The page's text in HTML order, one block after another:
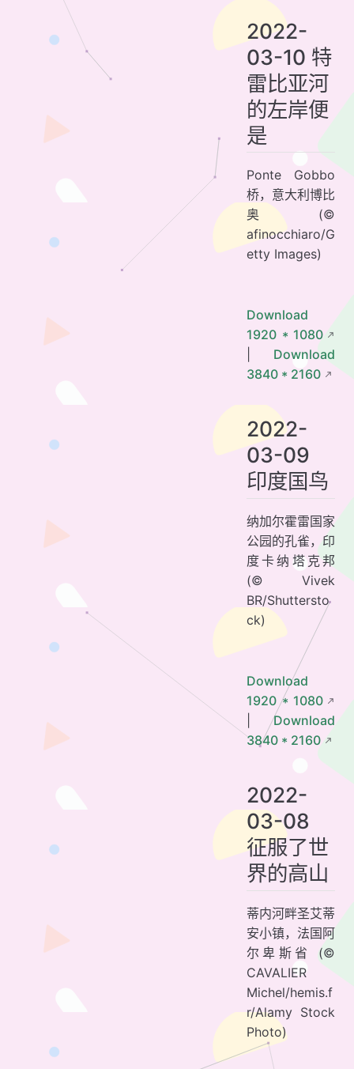
2022-
03-10 特
雷比亚河
的左岸便
是
Ponte Gobbo
桥，意大利博比
奥 (©
afinocchiaro/G
etty Images)
Download
1920 * 1080
Download
3840 * 2160
2022-
03-09
印度国鸟
纳加尔霍雷国家
公园的孔雀，印
度卡纳塔克邦
(© Vivek
BR/Shuttersto
ck)
Download
1920 * 1080
|Download
3840 * 2160
2022-
03-08
征服了世
界的高山
蒂内河畔圣艾蒂
安小镇，法国阿
尔卑斯省 (©
CAVALIER
Michel/hemis.f
r/Alamy Stock
Photo)